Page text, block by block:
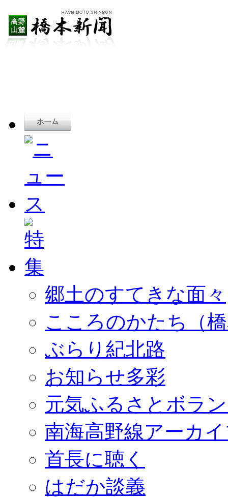
郷土のすてきな面々
こころのかたち（
ぶらり紀北路
お知らせ多彩
元気ふるさとボラ
南海高野線アーカ
首長に聴く
はだか談義